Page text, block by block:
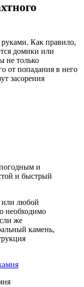
Как правило,
домики или
не только
от попадания в него
засорения
и
и быстрый
или любой
необходимо
же
камень,